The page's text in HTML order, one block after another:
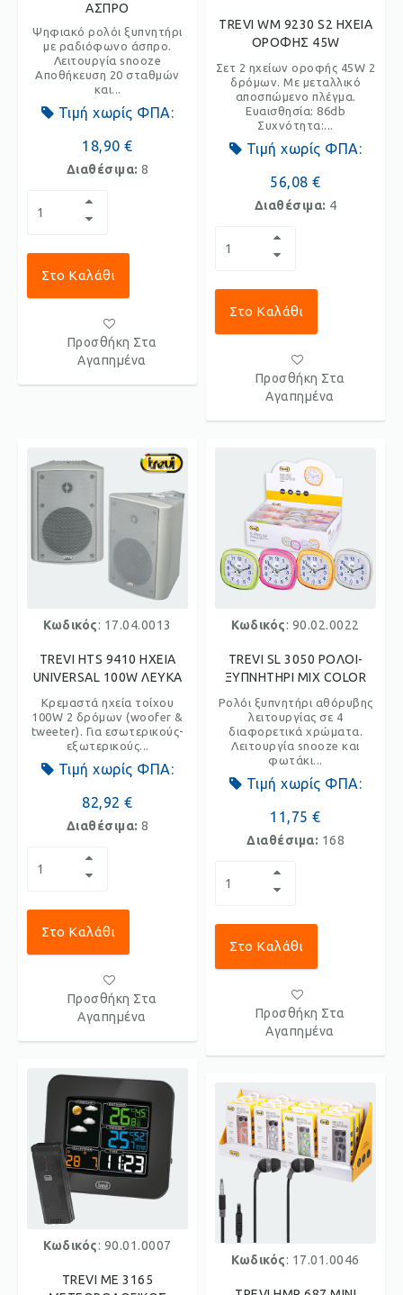
ΑΣΠΡΟ
Ψηφιακό ρολόι ξυπνητήρι
με ραδιόφωνο άσπρο.
Λειτουργία snooze
Αποθήκευση 20 σταθμών
και...
Τιμή χωρίς ΦΠΑ:
18,90 €
Διαθέσιμα: 8
Στο Καλάθι
Προσθήκη Στα
Αγαπημένα
TREVI WM 9230 S2 ΗΧΕΙΑ
ΟΡΟΦΗΣ 45W
Σετ 2 ηχείων οροφής 45W 2
δρόμων. Με μεταλλικό
αποσπώμενο πλέγμα.
Ευαισθησία: 86db
Συχνότητα:...
Τιμή χωρίς ΦΠΑ:
56,08 €
Διαθέσιμα: 4
Στο Καλάθι
Προσθήκη Στα
Αγαπημένα
Κωδικός: 17.04.0013
TREVI HTS 9410 ΗΧΕΙΑ
UNIVERSAL 100W ΛΕΥΚΑ
Κρεμαστά ηχεία τοίχου
100W 2 δρόμων (woofer &
tweeter). Για εσωτερικούς-
εξωτερικούς...
Τιμή χωρίς ΦΠΑ:
82,92 €
Διαθέσιμα: 8
Στο Καλάθι
Προσθήκη Στα
Αγαπημένα
Κωδικός: 90.01.0007
TREVI ME 3165
Κωδικός: 90.02.0022
TREVI SL 3050 ΡΟΛΟΙ-
ΞΥΠΝΗΤΗΡΙ MIX COLOR
Ρολόι ξυπνητήρι αθόρυβης
λειτουργίας σε 4
διαφορετικά χρώματα.
Λειτουργία snooze και
φωτάκι...
Τιμή χωρίς ΦΠΑ:
11,75 €
Διαθέσιμα: 168
Στο Καλάθι
Προσθήκη Στα
Αγαπημένα
Κωδικός: 17.01.0046